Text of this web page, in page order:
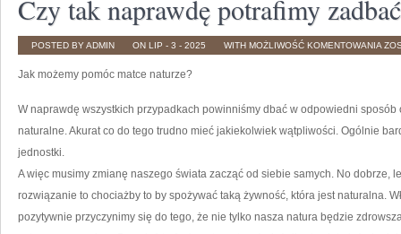
Czy tak naprawdę potrafimy
POSTED BY ADMIN ON LIP - 3 - 2025 WITH MOŻLIWOŚĆ KOMENTOWANIA CZY
TAK
Jak możemy pomóc matce naturze?
W naprawdę wszystkich przypadkach powinniśmy dbać w odpowiedni
naturalne. Akurat co do tego trudno mieć jakiekolwiek wątpliwości. Ogólnie
jednostki.
A więc musimy zmianę naszego świata zacząć od siebie samych. No dobrze,
rozwiązanie to chociażby to by spożywać taką żywność, która jest naturalna.
pozytywnie przyczynimy się do tego, że nie tylko nasza natura będzie